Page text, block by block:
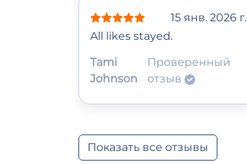
15 янв. 2026 г.
All likes stayed.
Tami
Johnson
Проверенный
отзыв
Показать все отзывы